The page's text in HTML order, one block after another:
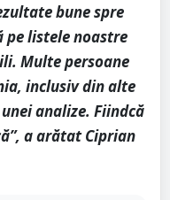
bune spre
pe listele noastre
Multe persoane
inclusiv din alte
analize. Fiindcă
a arătat Ciprian